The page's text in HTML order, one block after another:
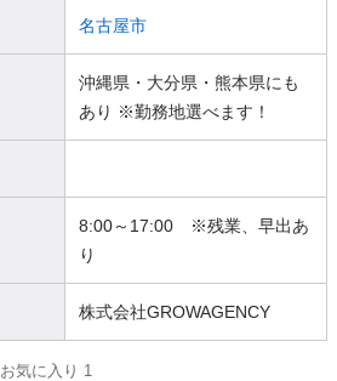
名古屋市
沖縄県・大分県・熊本県にも
あり ※勤務地選べます！
8:00～17:00 ※残業、早出あ
り
株式会社GROWAGENCY
お気に入り 1